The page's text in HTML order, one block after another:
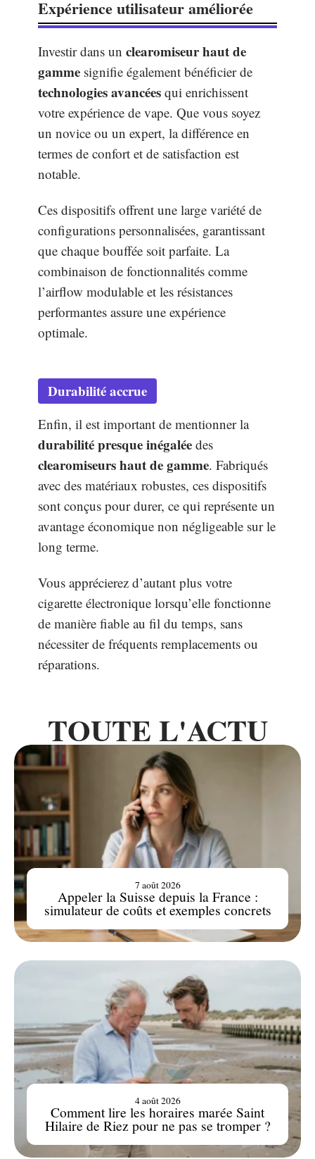
Expérience utilisateur améliorée
Investir dans un clearomiseur haut de
gamme signifie également bénéficier de
technologies avancées qui enrichissent
votre expérience de vape. Que vous soyez
un novice ou un expert, la différence en
termes de confort et de satisfaction est
notable.
Ces dispositifs offrent une large variété de
configurations personnalisées, garantissant
que chaque bouffée soit parfaite. La
combinaison de fonctionnalités comme
l’airflow modulable et les résistances
performantes assure une expérience
optimale.
Durabilité accrue
Enfin, il est important de mentionner la
durabilité presque inégalée des
clearomiseurs haut de gamme. Fabriqués
avec des matériaux robustes, ces dispositifs
sont conçus pour durer, ce qui représente un
avantage économique non négligeable sur le
long terme.
Vous apprécierez d’autant plus votre
cigarette électronique lorsqu’elle fonctionne
de manière fiable au fil du temps, sans
nécessiter de fréquents remplacements ou
réparations.
TOUTE L'ACTU
Appeler la Suisse depuis la France :
simulateur de coûts et exemples concrets
7 août 2026
Comment lire les horaires marée Saint
Hilaire de Riez pour ne pas se tromper ?
4 août 2026